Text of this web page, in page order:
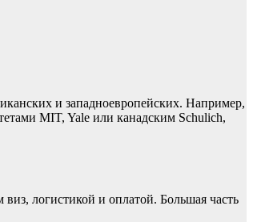
и западноевропейских. Например,
MIT, Yale или канадским Schulich,
логистикой и оплатой. Большая часть